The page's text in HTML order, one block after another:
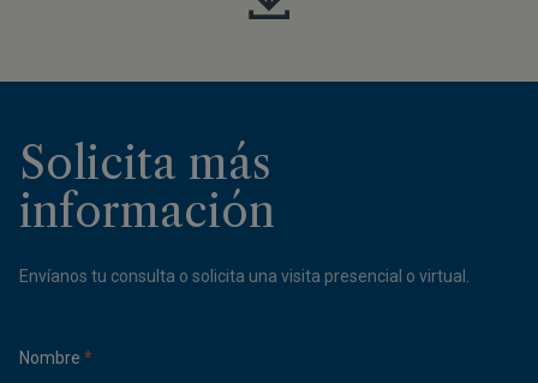
Solicita más
información
Envíanos tu consulta o solicita una visita presencial o virtual.
Nombre *